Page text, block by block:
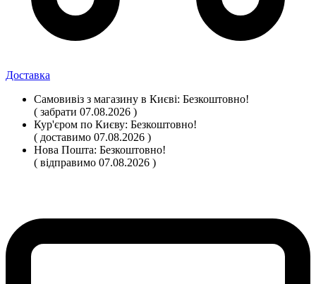
Доставка
Самовивіз з магазину в Києві: Безкоштовно!
( забрати 07.08.2026 )
Кур'єром по Києву: Безкоштовно!
( доставимо 07.08.2026 )
Нова Пошта: Безкоштовно!
( відправимо 07.08.2026 )